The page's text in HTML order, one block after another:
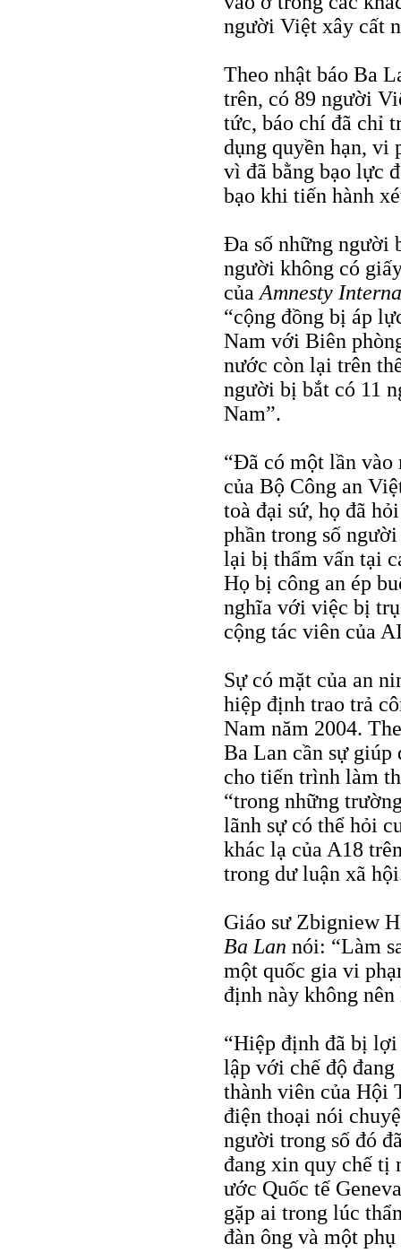
người Việt xây cất
Theo nhật báo Ba
trên, có 89 người
tức, báo chí đã chỉ
dụng quyền hạn, vi
vì đã bằng bạo lực
bạo khi tiến hành
Đa số những người
người không có
của Amnesty
“cộng đồng bị áp
Nam với Biên
nước còn lại trên
người bị bắt có 11
Nam”.
“Đã có một lần vào
của Bộ Công an
toà đại sứ, họ đã
phần trong số
lại bị thẩm vấn tại
Họ bị công an ép
nghĩa với việc bị
cộng tác viên của
Sự có mặt của an
hiệp định trao trả
Nam năm 2004.
Ba Lan cần sự
cho tiến trình làm
“trong những
lãnh sự có thể hỏi
khác lạ của A18
trong dư luận xã
Giáo sư Zbigniew
Ba Lan nói: “Làm
một quốc gia vi
định này không
“Hiệp định đã bị
lập với chế độ
thành viên của Hội
điện thoại nói
người trong số đó
đang xin quy chế tị
ước Quốc tế
gặp ai trong lúc
đàn ông và một